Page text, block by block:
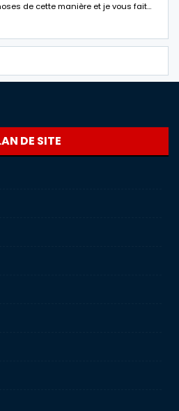
de cette manière et je vous fait…
DE SITE